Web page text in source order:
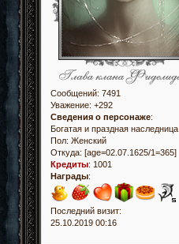
Сообщений: 7491
Уважение: +292
Сведения о персонаже:
Богатая и праздная наследница
Пол: Женский
Откуда: [age=02.07.1625/1=365]
Кредиты: 1001
Награды:
Последний визит:
25.10.2019 00:16